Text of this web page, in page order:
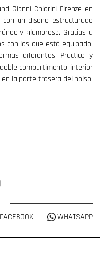
Gianni Chiarini Firenze en
un diseño estructurado
y glamoroso. Gracias a
con las que está equipado,
diferentes. Práctico y
compartimento interior
la parte trasera del bolso.
FACEBOOK WHATSAPP